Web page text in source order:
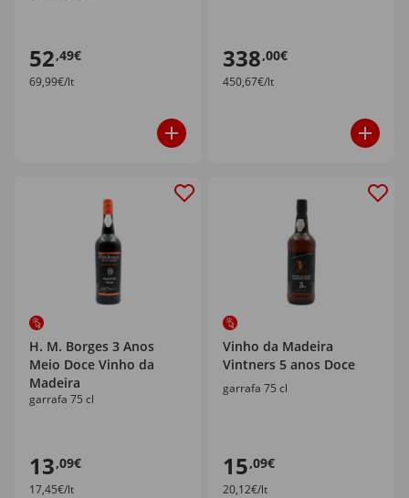
52,49€
69,99€/lt
338,00€
450,67€/lt
H. M. Borges 3 Anos
Meio Doce Vinho da
Madeira
garrafa 75 cl
13,09€
17,45€/lt
Vinho da Madeira
Vintners 5 anos Doce
garrafa 75 cl
15,09€
20,12€/lt